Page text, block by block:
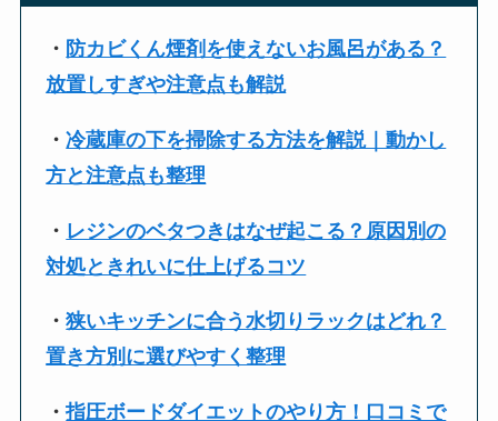
・ 防カビくん煙剤を使えないお風呂がある？
放置しすぎや注意点も解説
・冷蔵庫の下を掃除する方法を解説｜動かし
方と注意点も整理
・ レジンのベタつきはなぜ起こる？原因別の
対処ときれいに仕上げるコツ
・狭いキッチンに合う水切りラックはどれ？
置き方別に選びやすく整理
・指圧ボードダイエットのやり方！口コミで